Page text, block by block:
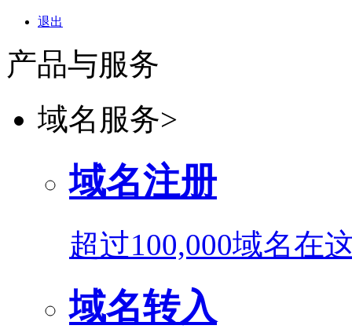
退出
产品与服务
域名服务>
域名注册
超过100,000域名在
域名转入